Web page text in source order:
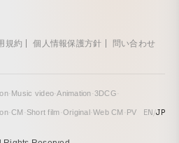
規約 個人情報保護方針 問い合わせ
· Music video·Animation·3DCG·
·CM · Short film·Original ·Web CM · PV EN/JP